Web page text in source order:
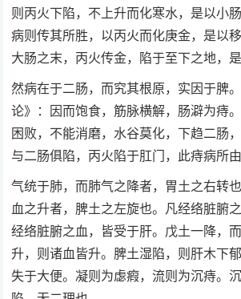
则丙火下陷，不上升而化寒水，是以小
病则传其所胜，以丙火而化庚金，是以
大肠之末，丙火传金，陷于至下之地，
然病在于二肠，而究其根原，实因于脾
论》：因而饱食，筋脉横解，肠澼为痔
困败，不能消磨，水谷莫化，下趋二肠
与二肠俱陷，丙火陷于肛门，此痔病所由
气统于肺，而肺气之降者，胃土之右转
血之升者，脾土之左旋也。凡经络脏腑
经络脏腑之血，皆受于肝。戊土一降，
升，则诸血皆升。脾土湿陷，则肝木下
失于大便。凝则为虙瘕，流则为沉痔。